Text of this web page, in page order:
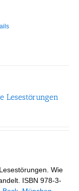
Lesestörungen
Wie
ISBN 978-3-